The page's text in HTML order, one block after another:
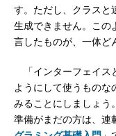
す。ただし、クラスと
生成できません。この
言したものが、一体ど
「インターフェイス
ようにして使うものな
みることにしましょう
準備がまだの方は、連